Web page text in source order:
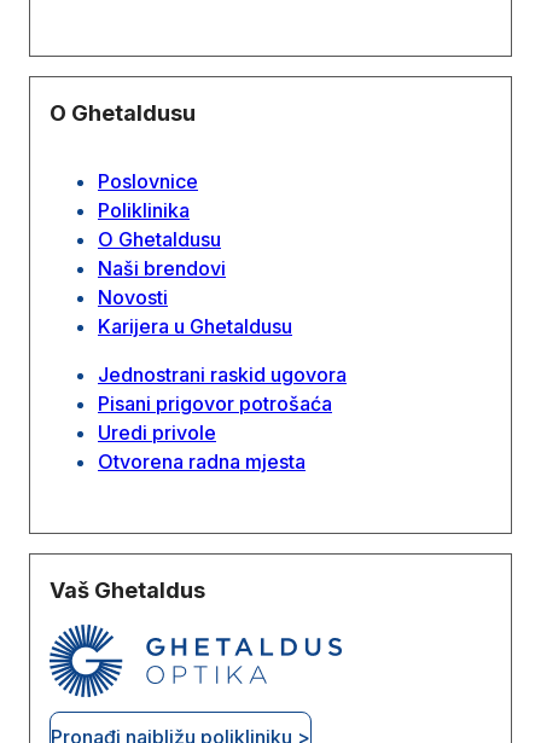
O Ghetaldusu
Poslovnice
Poliklinika
O Ghetaldusu
Naši brendovi
Novosti
Karijera u Ghetaldusu
Jednostrani raskid ugovora
Pisani prigovor potrošaća
Uredi privole
Otvorena radna mjesta
Vaš Ghetaldus
Pronađi najbližu polikliniku >